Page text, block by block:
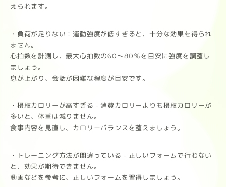
えられます。
・負荷が足りない：運動強度が低すぎると、十分な効果を得られ
ません。
心拍数を計測し、最大心拍数の60～80％を目安に強度を調整し
ましょう。
息が上がり、会話が困難な程度が目安です。
・摂取カロリーが高すぎる：消費カロリーよりも摂取カロリーが
多いと、体重は減りません。
食事内容を見直し、カロリーバランスを整えましょう。
・トレーニング方法が間違っている：正しいフォームで行わない
と、効果が期待できません。
動画などを参考に、正しいフォームを習得しましょう。